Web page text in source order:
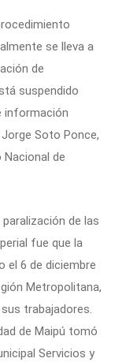
se lleva a
de
suspendido
información
Soto Ponce,
Nacional de
de las
fue que la
el 6 de diciembre
Metropolitana,
trabajadores.
de Maipú tomó
Servicios y